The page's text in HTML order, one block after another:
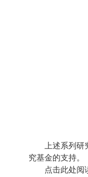
上述系列研
究基金的支持。
点击此处阅